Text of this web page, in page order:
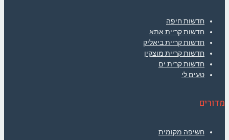
חדשות חיפה
חדשות קריית אתא
חדשות קריית ביאליק
חדשות קריית מוצקין
חדשות קרית ים
טעים לי
מדורים
חשיפה מקומית